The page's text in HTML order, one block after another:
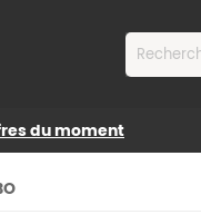
du moment